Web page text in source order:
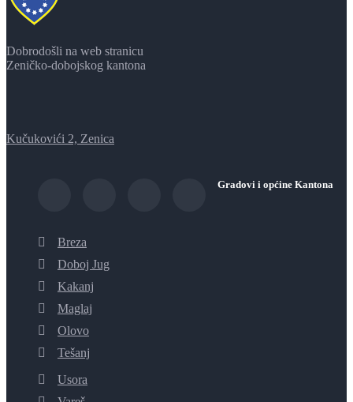
Dobrodošli na web stranicu
Zeničko-dobojskog kantona
Kučukovići 2, Zenica
Gradovi i općine Kantona
Breza
Doboj Jug
Kakanj
Maglaj
Olovo
Tešanj
Usora